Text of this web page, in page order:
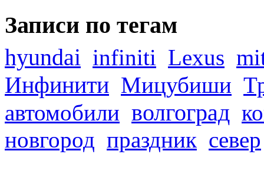
Записи по тегам
hyundai infiniti Lexus
Инфинити Мицубиши
автомобили волгоград
новгород праздник север